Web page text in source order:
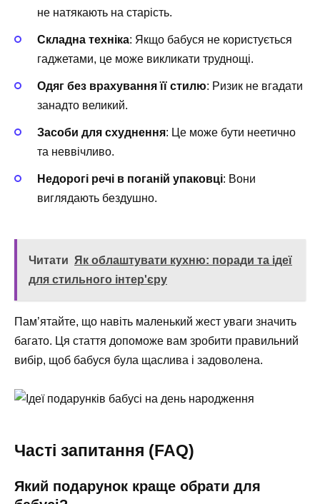
не натякають на старість.
Складна техніка: Якщо бабуся не користується
гаджетами, це може викликати труднощі.
Одяг без врахування її стилю: Ризик не вгадати
занадто великий.
Засоби для схуднення: Це може бути неетично
та неввічливо.
Недорогі речі в поганій упаковці: Вони
виглядають бездушно.
Читати Як облаштувати кухню: поради та ідеї
для стильного інтер'єру
Пам’ятайте, що навіть маленький жест уваги значить
багато. Ця стаття допоможе вам зробити правильний
вибір, щоб бабуся була щаслива і задоволена.
Часті запитання (FAQ)
Який подарунок краще обрати для